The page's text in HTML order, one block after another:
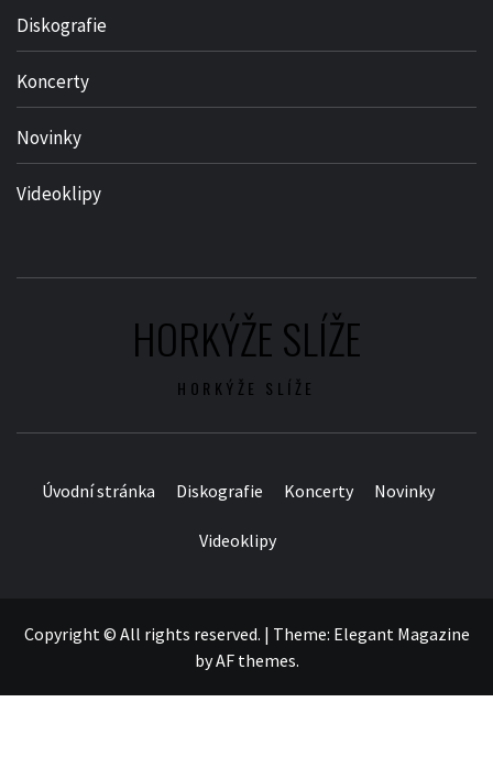
Diskografie
Koncerty
Novinky
Videoklipy
HORKÝŽE SLÍŽE
HORKÝŽE SLÍŽE
Úvodní stránka Diskografie Koncerty Novinky
Videoklipy
Copyright © All rights reserved. | Theme: Elegant Magazine
byAF themes.